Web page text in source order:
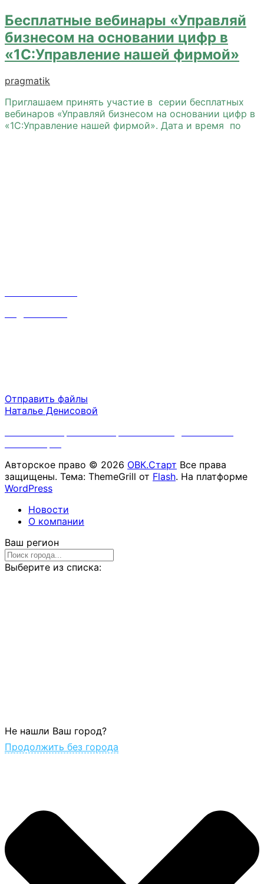
Бесплатные вебинары «Управляй
бизнесом на основании цифр в
«1С:Управление нашей фирмой»
pragmatik
Приглашаем принять участие в серии бесплатных
вебинаров «Управляй бизнесом на основании цифр в
«1С:Управление нашей фирмой». Дата и время по
Отправить файлы
Наталье Денисовой
Авторское право © 2026 ОВК.Старт Все права
защищены. Тема: ThemeGrill от Flash. На платформе
WordPress
Новости
О компании
Ваш регион
Выберите из списка:
Не нашли Ваш город?
Продолжить без города